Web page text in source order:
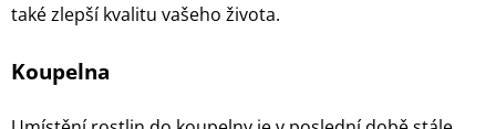
také zlepší kvalitu vašeho života.
Koupelna